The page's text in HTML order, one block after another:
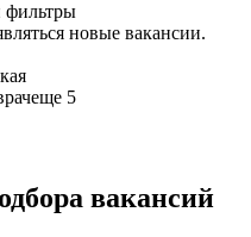
фильтры
новые вакансии.
еще 5
вакансий